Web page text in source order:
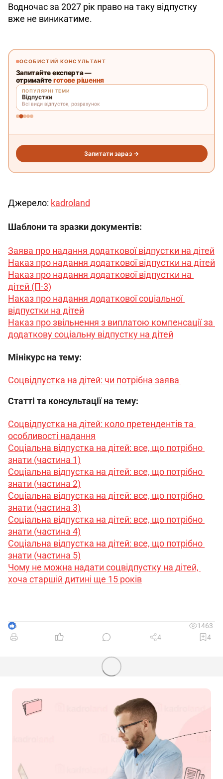
Водночас за 2027 рік право на таку відпустку
вже не виникатиме.
Джерело: kadroland
Шаблони та зразки документів:
Заява про надання додаткової відпустки на дітей
Наказ про надання додаткової відпустки на дітей
Наказ про надання додаткової відпустки на
дітей (П-3)
Наказ про надання додаткової соціальної
відпустки на дітей
Наказ про звільнення з виплатою компенсації за
додаткову соціальну відпустку на дітей
Мінікурс на тему:
Соцвідпустка на дітей: чи потрібна заява
Статті та консультації на тему:
Соцвідпустка на дітей: коло претендентів та
особливості надання
Соціальна відпустка на дітей: все, що потрібно
знати (частина 1)
Соціальна відпустка на дітей: все, що потрібно
знати (частина 2)
Соціальна відпустка на дітей: все, що потрібно
знати (частина 3)
Соціальна відпустка на дітей: все, що потрібно
знати (частина 4)
Соціальна відпустка на дітей: все, що потрібно
знати (частина 5)
Чому не можна надати соцвідпустку на дітей,
хоча старшій дитині ще 15 років
6
1463
4
4